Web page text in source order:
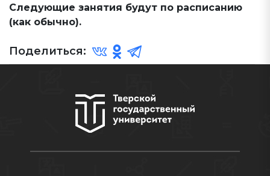
Следующие занятия будут по расписанию
(как обычно).
Поделиться: